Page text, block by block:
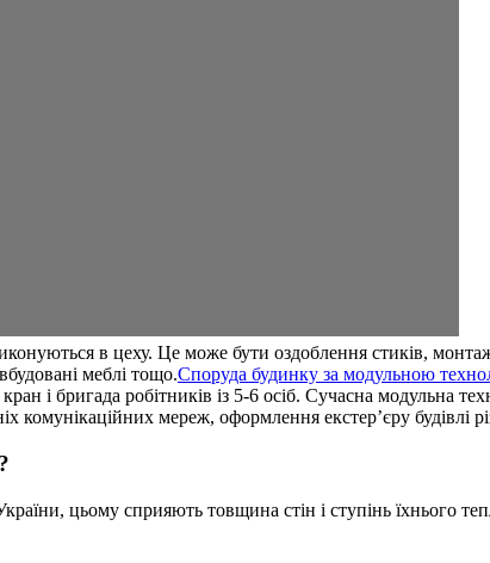
в цеху. Це може бути оздоблення стиків,
меблі тощо.Споруда будинку за модульною
і бригада робітників із 5-6 осіб. Сучасна модульна
комунікаційних мереж, оформлення екстер’єру будівлі
цьому сприяють товщина стін і ступінь їхнього